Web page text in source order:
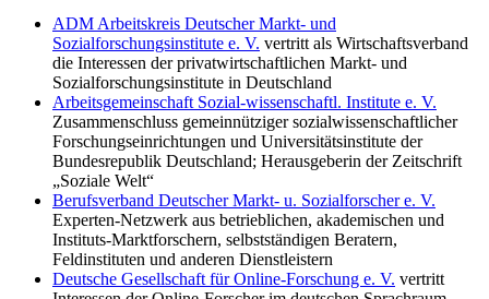
ADM Arbeitskreis Deutscher Markt- und
Sozialforschungsinstitute e. V. vertritt als Wirtschaftsverband
die Interessen der privatwirtschaftlichen Markt- und
Sozialforschungsinstitute in Deutschland
Arbeitsgemeinschaft Sozial-wissenschaftl. Institute e. V.
Zusammenschluss gemeinnütziger sozialwissenschaftlicher
Forschungseinrichtungen und Universitätsinstitute der
Bundesrepublik Deutschland; Herausgeberin der Zeitschrift
„Soziale Welt“
Berufsverband Deutscher Markt- u. Sozialforscher e. V.
Experten-Netzwerk aus betrieblichen, akademischen und
Instituts-Marktforschern, selbstständigen Beratern,
Feldinstituten und anderen Dienstleistern
Deutsche Gesellschaft für Online-Forschung e. V. vertritt